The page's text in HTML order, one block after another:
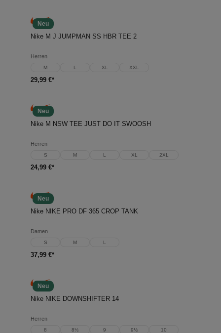
Neu
Nike M J JUMPMAN SS HBR TEE 2
Herren
M L XL XXL
29,99 €*
Neu
Nike M NSW TEE JUST DO IT SWOOSH
Herren
S M L XL 2XL
24,99 €*
Neu
Nike NIKE PRO DF 365 CROP TANK
Damen
S M L
37,99 €*
Neu
Nike NIKE DOWNSHIFTER 14
Herren
8 8½ 9 9½
10